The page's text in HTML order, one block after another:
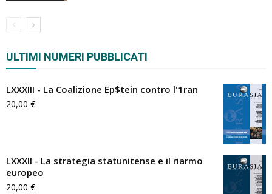
ULTIMI NUMERI PUBBLICATI
LXXXIII - La Coalizione Ep$tein contro l'1ran
20,00 €
LXXXII - La strategia statunitense e il riarmo
europeo
20,00 €